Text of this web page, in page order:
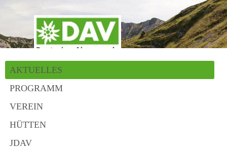
AKTUELLES
PROGRAMM
VEREIN
HÜTTEN
JDAV